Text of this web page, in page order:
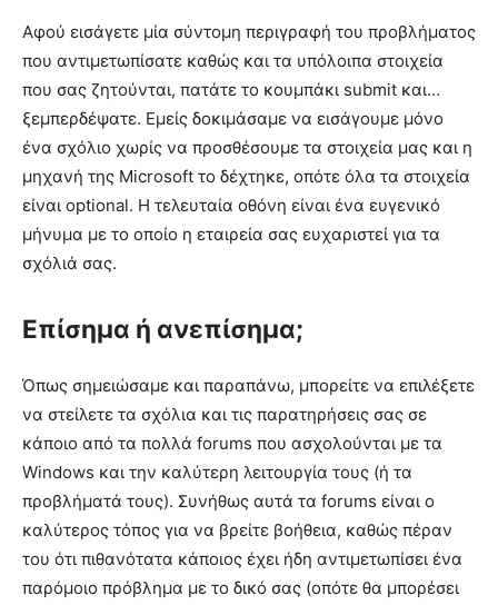
Αφού εισάγετε μία σύντομη περιγραφή του προβλήματος
που αντιμετωπίσατε καθώς και τα υπόλοιπα στοιχεία
που σας ζητούνται, πατάτε το κουμπάκι submit και…
ξεμπερδέψατε. Εμείς δοκιμάσαμε να εισάγουμε μόνο
ένα σχόλιο χωρίς να προσθέσουμε τα στοιχεία μας και η
μηχανή της Microsoft το δέχτηκε, οπότε όλα τα στοιχεία
είναι optional. Η τελευταία οθόνη είναι ένα ευγενικό
μήνυμα με το οποίο η εταιρεία σας ευχαριστεί για τα
σχόλιά σας.
Επίσημα ή ανεπίσημα;
Όπως σημειώσαμε και παραπάνω, μπορείτε να επιλέξετε
να στείλετε τα σχόλια και τις παρατηρήσεις σας σε
κάποιο από τα πολλά forums που ασχολούνται με τα
Windows και την καλύτερη λειτουργία τους (ή τα
προβλήματά τους). Συνήθως αυτά τα forums είναι ο
καλύτερος τόπος για να βρείτε βοήθεια, καθώς πέραν
του ότι πιθανότατα κάποιος έχει ήδη αντιμετωπίσει ένα
παρόμοιο πρόβλημα με το δικό σας (οπότε θα μπορέσει